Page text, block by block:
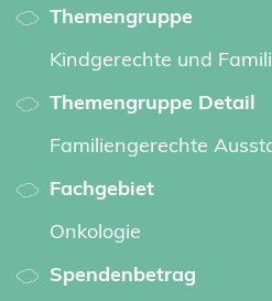
Themengruppe
Kindgerechte und
Themengruppe Detail
Familiengerechte
Fachgebiet
Onkologie
Spendenbetrag